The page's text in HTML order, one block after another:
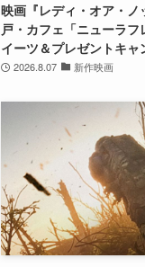
映画『レディ・オア・
戸・カフェ「ニューラ
イーツ＆プレゼントキャ
2026.8.07 新作映画